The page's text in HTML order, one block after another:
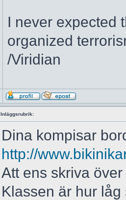
I never expected
organized
/Viridian
Inläggsrubrik:
Dina kompisar
http://
Att ens skriva
Klassen är hur